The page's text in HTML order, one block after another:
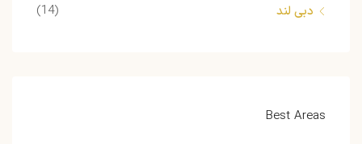
دبی لند (14)
Best Areas